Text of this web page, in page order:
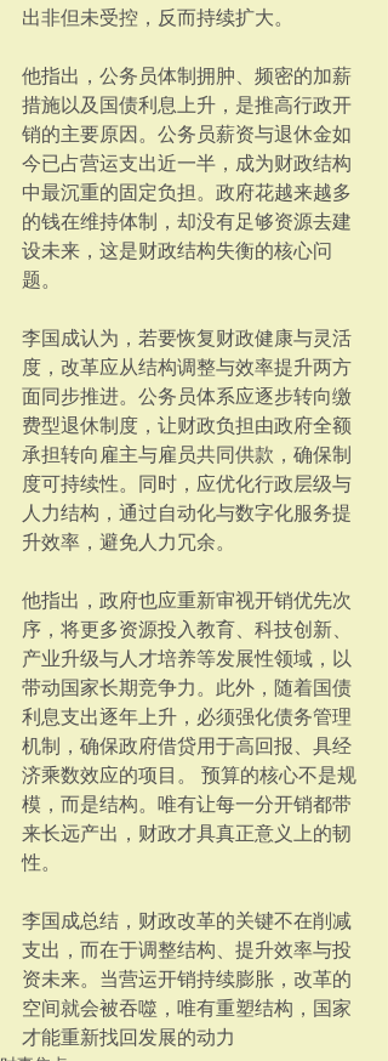
出非但未受控，反而持续扩大。
他指出，公务员体制拥肿、频密的加薪
措施以及国债利息上升，是推高行政开
销的主要原因。公务员薪资与退休金如
今已占营运支出近一半，成为财政结构
中最沉重的固定负担。政府花越来越多
的钱在维持体制，却没有足够资源去建
设未来，这是财政结构失衡的核心问
题。
李国成认为，若要恢复财政健康与灵活
度，改革应从结构调整与效率提升两方
面同步推进。公务员体系应逐步转向缴
费型退休制度，让财政负担由政府全额
承担转向雇主与雇员共同供款，确保制
度可持续性。同时，应优化行政层级与
人力结构，通过自动化与数字化服务提
升效率，避免人力冗余。
他指出，政府也应重新审视开销优先次
序，将更多资源投入教育、科技创新、
产业升级与人才培养等发展性领域，以
带动国家长期竞争力。此外，随着国债
利息支出逐年上升，必须强化债务管理
机制，确保政府借贷用于高回报、具经
济乘数效应的项目。 预算的核心不是规
模，而是结构。唯有让每一分开销都带
来长远产出，财政才具真正意义上的韧
性。
李国成总结，财政改革的关键不在削减
支出，而在于调整结构、提升效率与投
资未来。当营运开销持续膨胀，改革的
空间就会被吞噬，唯有重塑结构，国家
才能重新找回发展的动力